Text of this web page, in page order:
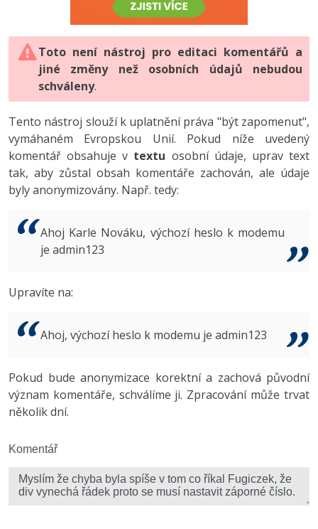
HTML5, CSS3, Bootstrap, SEO
SQL a databáze
Testování a verzování
UML a návrhové vzory
React
Spring
ASP.NET MVC
Best practices
PHP
JavaScript
Python
HTML / CSS
UML a návrhové vzory
MySQL/MariaDB
MS-SQL
Vývojář mobilních aplikací
C# Game developer
Tester
Systémový administrátor
3D grafik
Copywriter
WordPress specialista
-80%
JavaScript -80%
PHP -80%
Swift -80%
Kotlin -80%
VB.NET
Algoritmy -41%
Umělá inteligence (AI) -10%
Fórum
Digitální gramotnost
Marketing
WordPress
SEO
UX
Business
Copywriting
Windows
Kybernetická bezpečnost
Photoshop -80%
Adobe Illustrator -80%
Adobe Lightroom
Adobe XD
Adobe InDesign -25%
Adobe After Effects
Inkscape
Fórum
Toto není nástroj pro editaci komentářů a
jiné změny než osobních údajů nebudou
schváleny.
Tento nástroj slouží k uplatnění práva "být zapomenut",
vymáhaném Evropskou Unií. Pokud níže uvedený
komentář obsahuje v textu osobní údaje, uprav text
tak, aby zůstal obsah komentáře zachován, ale údaje
byly anonymizovány. Např. tedy:
Ahoj Karle Nováku, výchozí heslo k modemu
je admin123
Upravíte na:
Ahoj, výchozí heslo k modemu je admin123
Pokud bude anonymizace korektní a zachová původní
význam komentáře, schválíme ji. Zpracování může trvat
několik dní.
Komentář